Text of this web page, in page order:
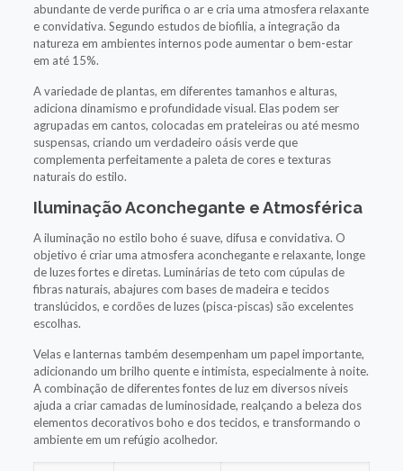
abundante de verde purifica o ar e cria uma atmosfera relaxante
e convidativa. Segundo estudos de biofilia, a integração da
natureza em ambientes internos pode aumentar o bem-estar
em até 15%.
A variedade de plantas, em diferentes tamanhos e alturas,
adiciona dinamismo e profundidade visual. Elas podem ser
agrupadas em cantos, colocadas em prateleiras ou até mesmo
suspensas, criando um verdadeiro oásis verde que
complementa perfeitamente a paleta de cores e texturas
naturais do estilo.
Iluminação Aconchegante e Atmosférica
A iluminação no estilo boho é suave, difusa e convidativa. O
objetivo é criar uma atmosfera aconchegante e relaxante, longe
de luzes fortes e diretas. Luminárias de teto com cúpulas de
fibras naturais, abajures com bases de madeira e tecidos
translúcidos, e cordões de luzes (pisca-piscas) são excelentes
escolhas.
Velas e lanternas também desempenham um papel importante,
adicionando um brilho quente e intimista, especialmente à noite.
A combinação de diferentes fontes de luz em diversos níveis
ajuda a criar camadas de luminosidade, realçando a beleza dos
elementos decorativos boho e dos tecidos, e transformando o
ambiente em um refúgio acolhedor.